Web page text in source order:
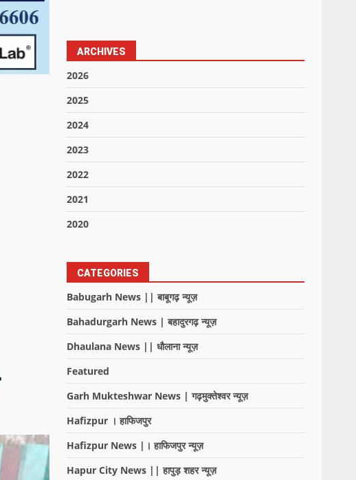
ARCHIVES
2026
2025
2024
2023
2022
2021
2020
CATEGORIES
Babugarh News || बाबूगढ़ न्यूज़
Bahadurgarh News | बहादुरगढ़ न्यूज़
Dhaulana News || धौलाना न्यूज़
Featured
Garh Mukteshwar News | गढ़मुक्तेश्वर न्यूज़
Hafizpur । हाफिजपुर
Hafizpur News |। हाफिजपुर न्यूज़
Hapur City News || हापुड़ शहर न्यूज़